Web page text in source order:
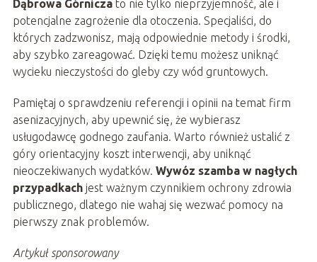
Dąbrowa Górniczato nie tylko nieprzyjemność, ale i
potencjalne zagrożenie dla otoczenia. Specjaliści, do
których zadzwonisz, mają odpowiednie metody i środki,
aby szybko zareagować. Dzięki temu możesz uniknąć
wycieku nieczystości do gleby czy wód gruntowych.
Pamiętaj o sprawdzeniu referencji i opinii na temat firm
asenizacyjnych, aby upewnić się, że wybierasz
usługodawcę godnego zaufania. Warto również ustalić z
góry orientacyjny koszt interwencji, aby uniknąć
nieoczekiwanych wydatków. Wywóz szamba w nagłych
przypadkachjest ważnym czynnikiem ochrony zdrowia
publicznego, dlatego nie wahaj się wezwać pomocy na
pierwszy znak problemów.
Artykuł sponsorowany